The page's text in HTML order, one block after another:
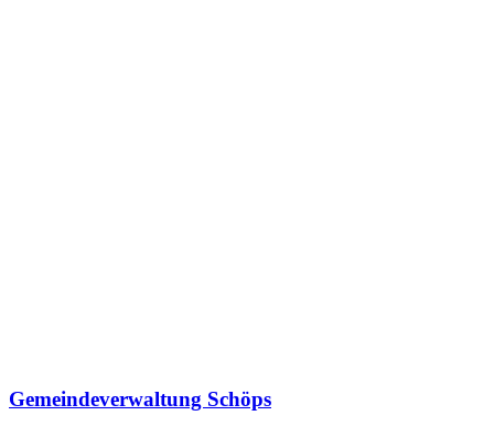
Gemeindeverwaltung Schöps